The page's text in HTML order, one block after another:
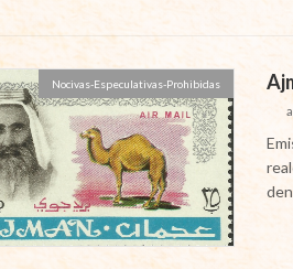
Nocivas-Especulativas-Prohibidas